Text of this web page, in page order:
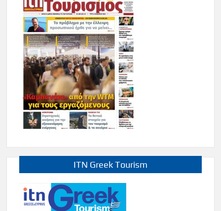
ITN Greek Tourism